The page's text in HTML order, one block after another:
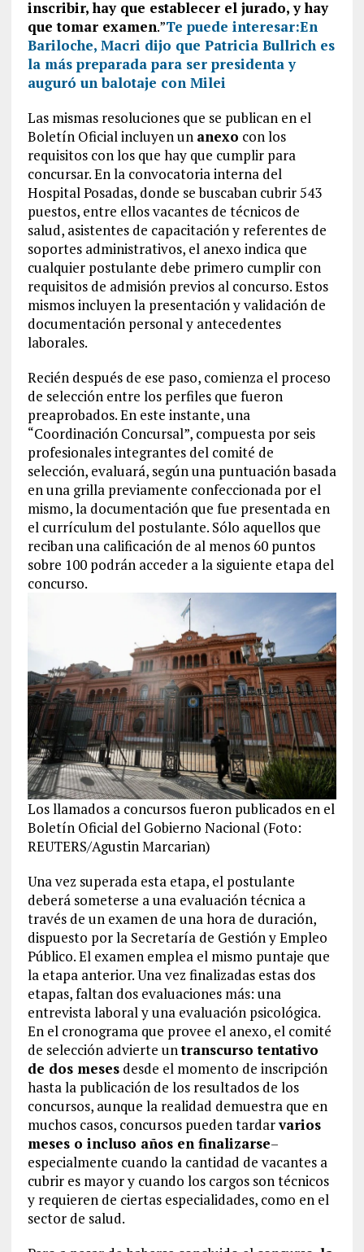
inscribir, hay que establecer el jurado, y hay
que tomar examen.”Te puede interesar:En
Bariloche, Macri dijo que Patricia Bullrich es
la más preparada para ser presidenta y
auguró un balotaje con Milei
Las mismas resoluciones que se publican en el
Boletín Oficial incluyen un anexo con los
requisitos con los que hay que cumplir para
concursar. En la convocatoria interna del
Hospital Posadas, donde se buscaban cubrir 543
puestos, entre ellos vacantes de técnicos de
salud, asistentes de capacitación y referentes de
soportes administrativos, el anexo indica que
cualquier postulante debe primero cumplir con
requisitos de admisión previos al concurso. Estos
mismos incluyen la presentación y validación de
documentación personal y antecedentes
laborales.
Recién después de ese paso, comienza el proceso
de selección entre los perfiles que fueron
preaprobados. En este instante, una
“Coordinación Concursal”, compuesta por seis
profesionales integrantes del comité de
selección, evaluará, según una puntuación basada
en una grilla previamente confeccionada por el
mismo, la documentación que fue presentada en
el currículum del postulante. Sólo aquellos que
reciban una calificación de al menos 60 puntos
sobre 100 podrán acceder a la siguiente etapa del
concurso.
Los llamados a concursos fueron publicados en el
Boletín Oficial del Gobierno Nacional (Foto:
REUTERS/Agustin Marcarian)
Una vez superada esta etapa, el postulante
deberá someterse a una evaluación técnica a
través de un examen de una hora de duración,
dispuesto por la Secretaría de Gestión y Empleo
Público. El examen emplea el mismo puntaje que
la etapa anterior. Una vez finalizadas estas dos
etapas, faltan dos evaluaciones más: una
entrevista laboral y una evaluación psicológica.
En el cronograma que provee el anexo, el comité
de selección advierte untranscurso tentativo
de dos mesesdesde el momento de inscripción
hasta la publicación de los resultados de los
concursos, aunque la realidad demuestra que en
muchos casos, concursos pueden tardarvarios
meses o incluso años en finalizarse–
especialmente cuando la cantidad de vacantes a
cubrir es mayor y cuando los cargos son técnicos
y requieren de ciertas especialidades, como en el
sector de salud.